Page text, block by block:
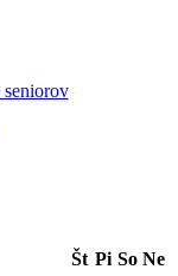
seniorov
Št Pi So Ne